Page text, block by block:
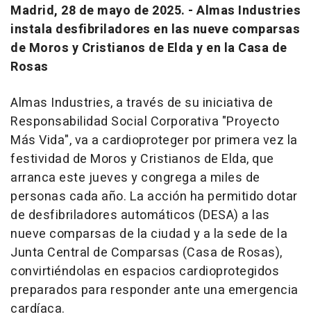
Madrid, 28 de mayo de 2025. - Almas Industries
instala desfibriladores en las nueve comparsas
de Moros y Cristianos de Elda y en la Casa de
Rosas
Almas Industries, a través de su iniciativa de
Responsabilidad Social Corporativa "Proyecto
Más Vida", va a cardioproteger por primera vez la
festividad de Moros y Cristianos de Elda, que
arranca este jueves y congrega a miles de
personas cada año. La acción ha permitido dotar
de desfibriladores automáticos (DESA) a las
nueve comparsas de la ciudad y a la sede de la
Junta Central de Comparsas (Casa de Rosas),
convirtiéndolas en espacios cardioprotegidos
preparados para responder ante una emergencia
cardíaca.